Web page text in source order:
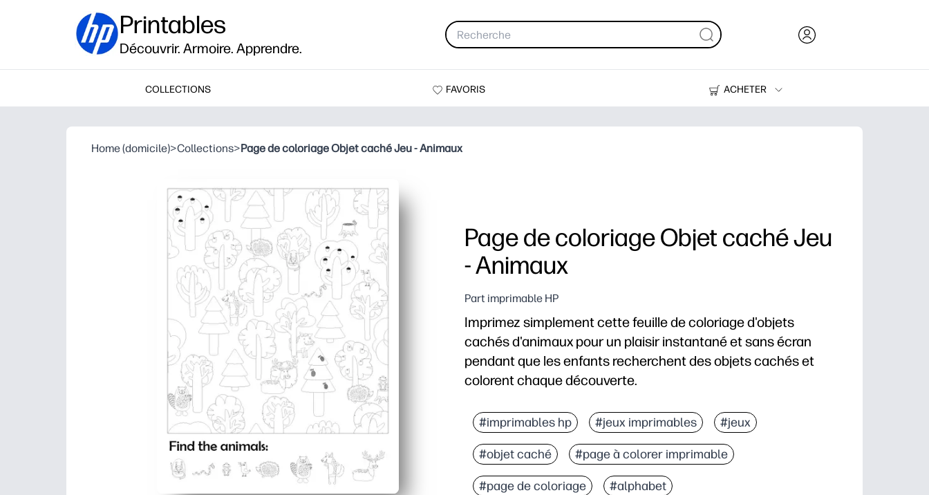
Printables
Découvrir. Armoire. Apprendre.
COLLECTIONS FAVORIS
ACHETER
Imprimantes
Home (domicile)>Collections>Page de coloriage Objet caché Jeu - Animaux
Page de coloriage Objet caché Jeu
- Animaux
Part imprimable HP
Imprimez simplement cette feuille de coloriage d'objets
cachés d'animaux pour un plaisir instantané et sans écran
pendant que les enfants recherchent des objets cachés et
colorent chaque découverte.
Activité sans préparation : appuyez sur l'impression et vous êtes prêt pour
Engagement deux en un - un défi de recherche et de recherche et une
Renforcer les compétences - affine la concentration, le balayage visuel, le
Flexible partout - idéal pour les centres, les premières finissages, les jours
#imprimables hp #jeux imprimables #jeux
#objet caché #page à colorer imprimable
#page de coloriage #alphabet